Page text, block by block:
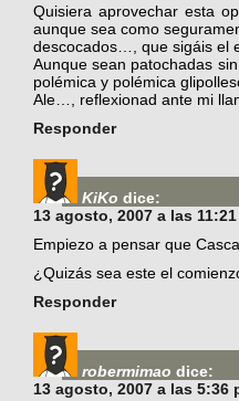
Quisiera aprovechar esta
aunque sea como
descocados…, que sigáis el
Aunque sean patochadas
polémica y polémica
Ale…, reflexionad ante mi
Responder
KiKo dice:
13 agosto, 2007 a las
Empiezo a pensar que
¿Quizás sea este el
Responder
robermimao dice:
13 agosto, 2007 a las 5:36